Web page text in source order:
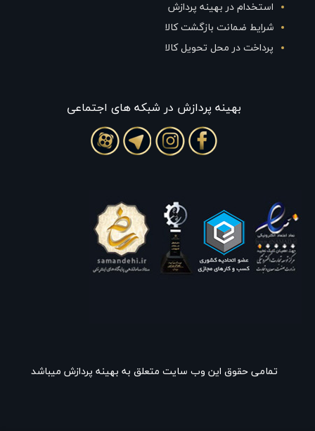
استخدام در بهینه پردازش
شرایط ضمانت بازگشت کالا
پرداخت در محل تحویل کالا
بهينه پردازش در شبکه های اجتماعی
تمامی حقوق این وب سایت متعلق به بهینه پردازش میباشد